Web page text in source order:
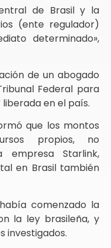
de Brasil y la
(ente regulador)
determinado»,
de un abogado
Federal para
en el país.
que los montos
propios, no
empresa Starlink,
en Brasil también
comenzado la
la ley brasileña, y
investigados.